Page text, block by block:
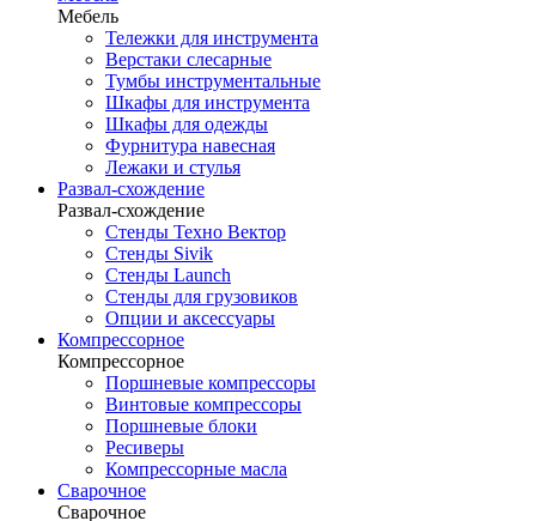
Мебель
Тележки для инструмента
Верстаки слесарные
Тумбы инструментальные
Шкафы для инструмента
Шкафы для одежды
Фурнитура навесная
Лежаки и стулья
Развал-схождение
Развал-схождение
Стенды Техно Вектор
Стенды Sivik
Стенды Launch
Стенды для грузовиков
Опции и аксессуары
Компрессорное
Компрессорное
Поршневые компрессоры
Винтовые компрессоры
Поршневые блоки
Ресиверы
Компрессорные масла
Сварочное
Сварочное